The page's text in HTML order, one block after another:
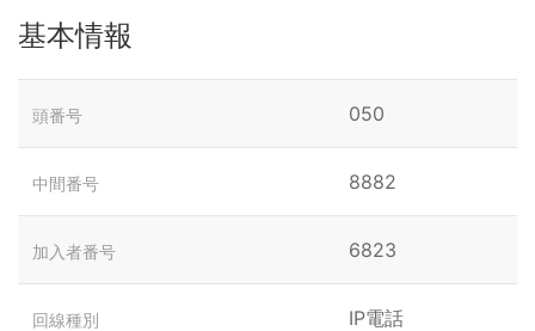
基本情報
頭番号 050
中間番号 8882
加入者番号 6823
回線種別 IP電話